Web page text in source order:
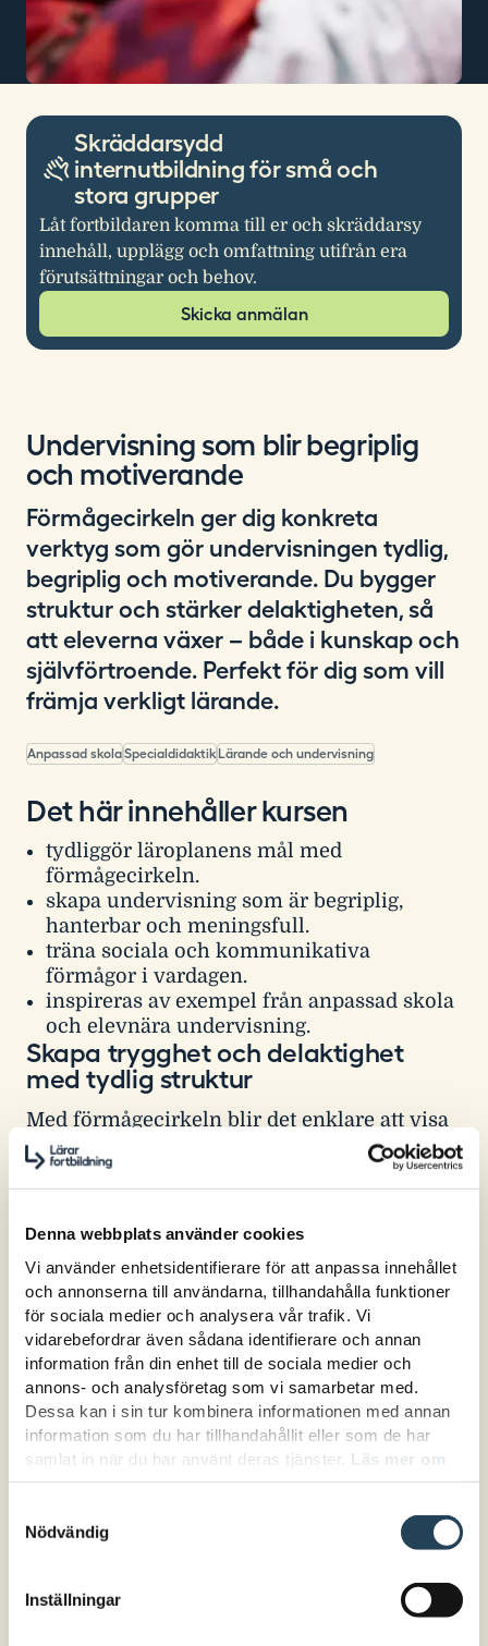
Denna webbplats använder cookies
Vi använder enhetsidentifierare för att anpassa innehållet
och annonserna till användarna, tillhandahålla funktioner
för sociala medier och analysera vår trafik. Vi
vidarebefordrar även sådana identifierare och annan
information från din enhet till de sociala medier och
annons- och analysföretag som vi samarbetar med.
Dessa kan i sin tur kombinera informationen med annan
information som du har tillhandahållit eller som de har
samlat in när du har använt deras tjänster. Läs mer om
hur vi hanterar cookies här.
Nödvändig
Inställningar
Undervisning som blir begriplig
och motiverande
Förmågecirkeln ger dig konkreta
verktyg som gör undervisningen tydlig,
begriplig och motiverande. Du bygger
struktur och stärker delaktigheten, så
att eleverna växer – både i kunskap och
självförtroende. Perfekt för dig som vill
främja verkligt lärande.
Anpassad skolaSpecialdidaktik Lärande och undervisning
Det här innehåller kursen
tydliggör läroplanens mål med
förmågecirkeln.
skapa undervisning som är begriplig,
hanterbar och meningsfull.
träna sociala och kommunikativa
förmågor i vardagen.
inspireras av exempel från anpassad skola
och elevnära undervisning.
Skapa trygghet och delaktighet
med tydlig struktur
Med förmågecirkeln blir det enklare att visa
både riktning och mening i undervisningen.
Du får stöd i att forma en trygg miljö där
nyfikna på att lära. När mål och innehåll blir
tydliga ökar både engagemang och lärande.
Det lägger grunden för utveckling – både
kunskapsmässigt och socialt.
Stöd för att göra undervisningen
tydlig och meningsfull
Elever i anpassad skola behöver ofta se
helheter för att förstå. Men det kan vara en
eleverna att känna sig delaktiga.
struktur, motivation och tydlighet i
undervisningen. Du får verktyg som gör det
Skräddarsydd
internutbildning för små och
stora grupper
Låt fortbildaren komma till er och skräddarsy
innehåll, upplägg och omfattning utifrån era
förutsättningar och behov.
Skicka anmälan